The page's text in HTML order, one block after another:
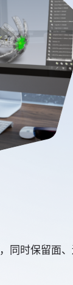
器
Solver
器
研究
选择 Spatial 的
3D Viewer Pro
时保留面、